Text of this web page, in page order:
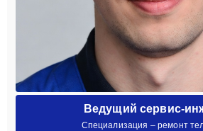
Ведущий сервис-
Специализация – ремонт